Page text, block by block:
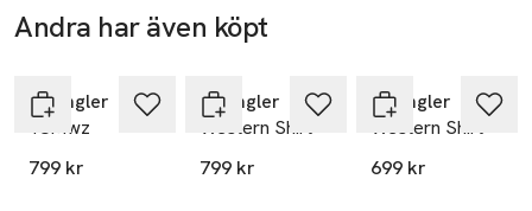
Andra har även köpt
Wrangler
13Mwz
799 kr
Wrangler
Western Shirt
799 kr
Wrangler
Western Shirt
699 kr